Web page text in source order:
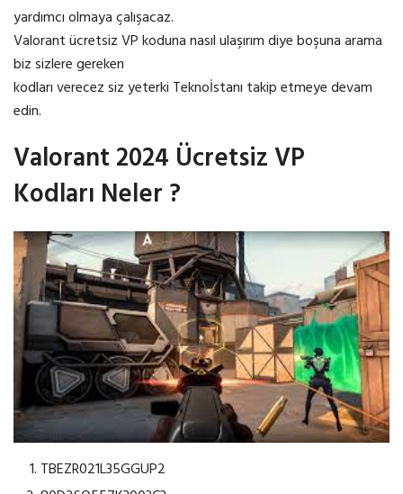
yardımcı olmaya çalışacaz.
Valorant ücretsiz VP koduna nasıl ulaşırım diye boşuna arama
biz sizlere gereken
kodları verecez siz yeterki Teknoİstanı takip etmeye devam
edin.
Valorant 2024 Ücretsiz VP
Kodları Neler ?
TBEZR021L35GGUP2